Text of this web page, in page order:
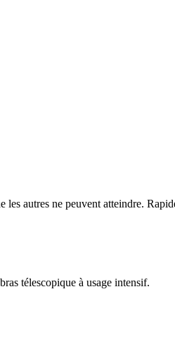
autres ne peuvent atteindre.
télescopique à usage intensif.